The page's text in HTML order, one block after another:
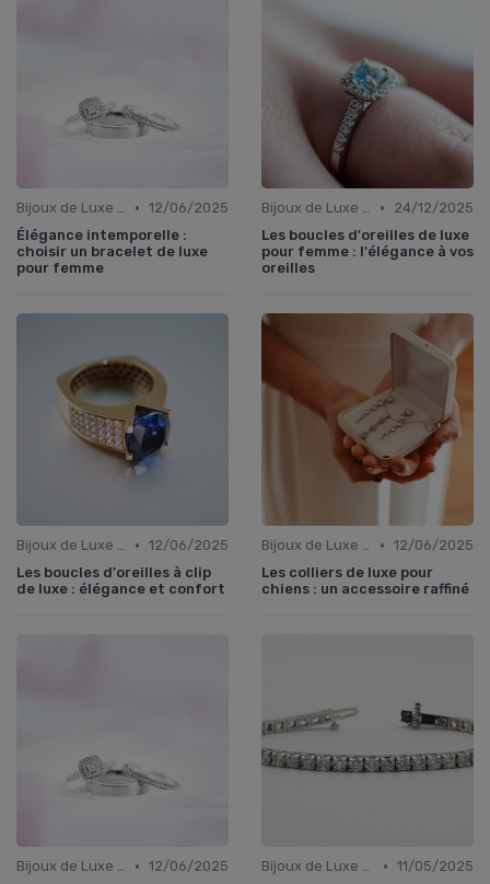
Bijoux de Luxe pour Femmes • 12/06/2025
Élégance intemporelle :
choisir un bracelet de luxe
pour femme
Bijoux de Luxe pour Femmes •
24/12/2025
Les boucles d'oreilles de luxe
pour femme : l'élégance à vos
oreilles
Bijoux de Luxe pour Femmes • 12/06/2025
Les boucles d'oreilles à clip
de luxe : élégance et confort
Bijoux de Luxe pour Femmes • 12/06/2025
Les colliers de luxe pour
chiens : un accessoire raffiné
Bijoux de Luxe pour Femmes • 12/06/2025
Bijoux de Luxe pour Hommes • 11/05/2025